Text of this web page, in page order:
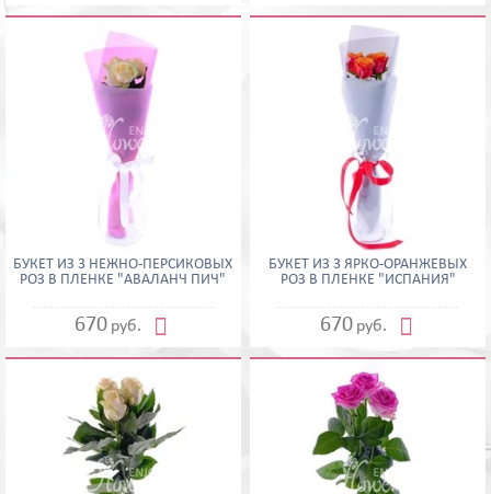
БУКЕТ ИЗ 3 НЕЖНО-ПЕРСИКОВЫХ
РОЗ В ПЛЕНКЕ "АВАЛАНЧ ПИЧ"
670 руб. 
БУКЕТ ИЗ 3 ЯРКО-ОРАНЖЕВЫХ
РОЗ В ПЛЕНКЕ "ИСПАНИЯ"
670 руб. 